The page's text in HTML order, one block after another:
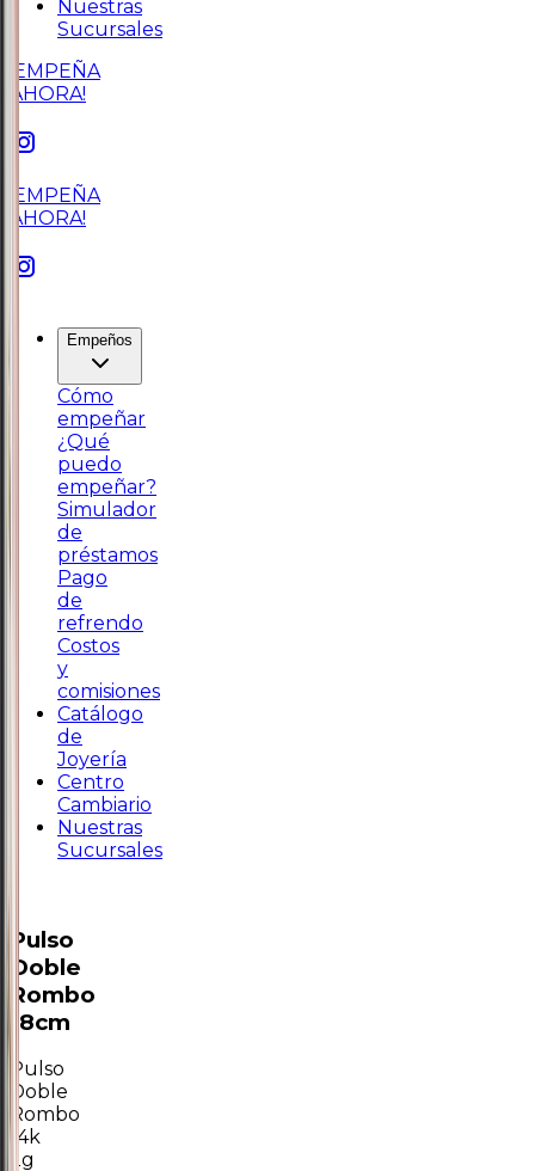
Nuestras
Sucursales
¡EMPEÑA
AHORA!
¡EMPEÑA
AHORA!
Empeños
Cómo
empeñar
¿Qué
puedo
empeñar?
Simulador
de
préstamos
Pago
de
refrendo
Costos
y
comisiones
Catálogo
de
Joyería
Centro
Cambiario
Nuestras
Sucursales
Pulso
Doble
Rombo
18cm
Pulso
Doble
Rombo
14k
2g